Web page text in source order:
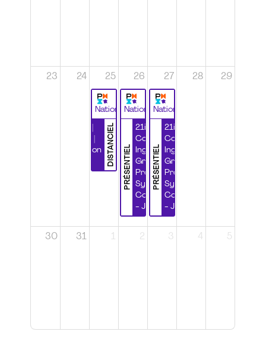
23 24 25
National
DISTANCIEL
Certification
26
National
PRÉSENTIEL
21ième
Congrès
Ingénierie
Grands
Projets et
Systèmes
Complexes
- Jour 1
27
National
PRÉSENTIEL
21ième
Congrès
Ingénierie
Grands
Projets et
Systèmes
Complexes
- Jour 2
28 29
30 31 1 2 3 4 5